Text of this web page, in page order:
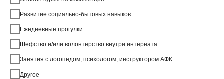
Развитие социально-бытовых навыков
Ежедневные прогулки
Шефство и/или волонтерство внутри интерната
Занятия с логопедом, психологом, инструктором АФК
Другое